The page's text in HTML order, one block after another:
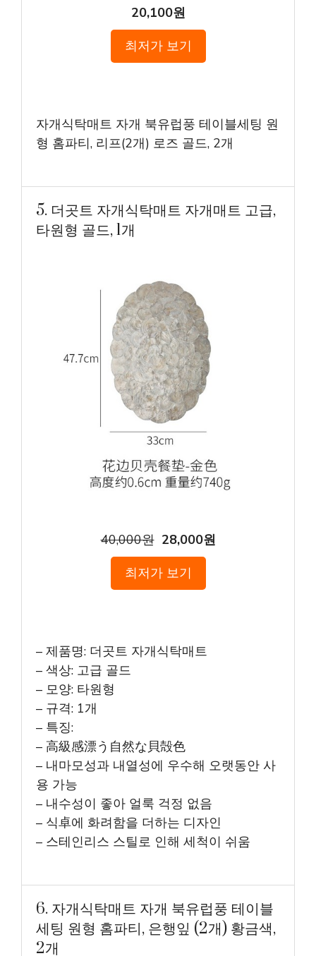
20,100원
최저가 보기
자개식탁매트 자개 북유럽풍 테이블세팅 원
형 홈파티, 리프(2개) 로즈 골드, 2개
5. 더곳트 자개식탁매트 자개매트 고급,
타원형 골드, 1개
40,000원 28,000원
최저가 보기
– 제품명: 더곳트 자개식탁매트
– 색상: 고급 골드
– 모양: 타원형
– 규격: 1개
– 특징:
– 高級感漂う自然な貝殻色
– 내마모성과 내열성에 우수해 오랫동안 사
용 가능
– 내수성이 좋아 얼룩 걱정 없음
– 식卓에 화려함을 더하는 디자인
– 스테인리스 스틸로 인해 세척이 쉬움
6. 자개식탁매트 자개 북유럽풍 테이블
세팅 원형 홈파티, 은행잎 (2개) 황금색,
2개